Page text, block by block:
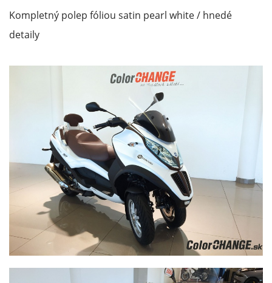
Kompletný polep fóliou satin pearl white / hnedé
detaily